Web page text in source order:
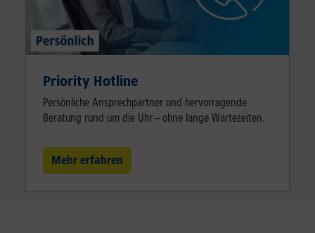
Priority Hotline
Persönliche Ansprechpartner und hervorragende
Beratung rund um die Uhr – ohne lange Wartezeiten.
Mehr erfahren